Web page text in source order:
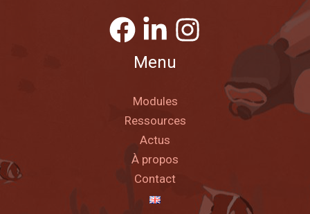
Menu
Modules
Ressources
Actus
À propos
Contact